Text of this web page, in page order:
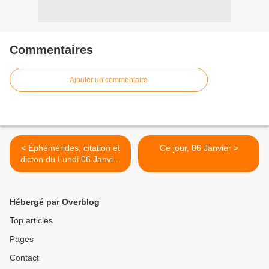
Commentaires
Ajouter un commentaire
< Éphémérides, citation et
dicton du Lundi 06 Janvier
2025
Ce jour, 06 Janvier >
Hébergé par Overblog
Top articles
Pages
Contact